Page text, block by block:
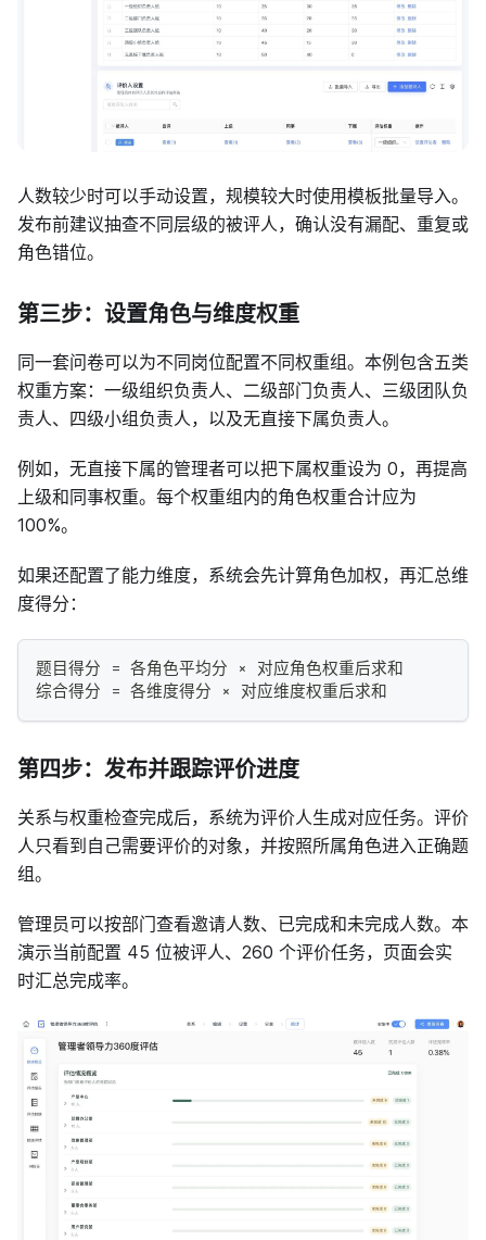
人数较少时可以手动设置，规模较大时使用模板批量导入。
发布前建议抽查不同层级的被评人，确认没有漏配、重复或
角色错位。
第三步：设置角色与维度权重
同一套问卷可以为不同岗位配置不同权重组。本例包含五类
权重方案：一级组织负责人、二级部门负责人、三级团队负
责人、四级小组负责人，以及无直接下属负责人。
例如，无直接下属的管理者可以把下属权重设为 0，再提高
上级和同事权重。每个权重组内的角色权重合计应为
100%。
如果还配置了能力维度，系统会先计算角色加权，再汇总维
度得分：
题目得分 = 各角色平均分 × 对应角色权重后求和
综合得分 = 各维度得分 × 对应维度权重后求和
第四步：发布并跟踪评价进度
关系与权重检查完成后，系统为评价人生成对应任务。评价
人只看到自己需要评价的对象，并按照所属角色进入正确题
组。
管理员可以按部门查看邀请人数、已完成和未完成人数。本
演示当前配置 45 位被评人、260 个评价任务，页面会实
时汇总完成率。